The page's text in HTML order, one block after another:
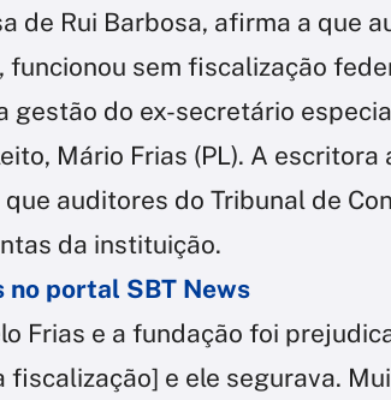
de Rui Barbosa, afirma a que
funcionou sem fiscalização
gestão do ex-secretário
Mário Frias (PL). A escritora
auditores do Tribunal de
da instituição.
no portal SBT News
Frias e a fundação foi
fiscalização] e ele segurava.